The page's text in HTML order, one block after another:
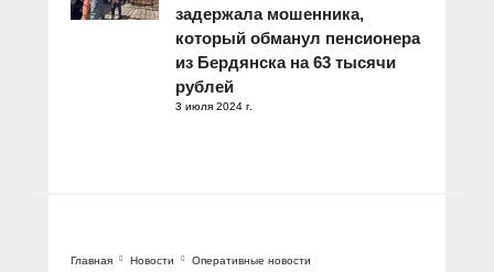
задержала мошенника,
который обманул пенсионера
из Бердянска на 63 тысячи
рублей
3 июля 2024 г.
Главная Новости Оперативные новости